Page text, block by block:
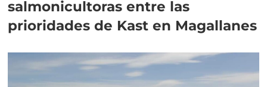
salmonicultoras entre las
prioridades de Kast en Magallanes